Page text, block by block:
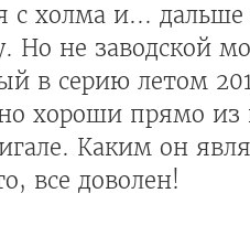
с холма и...
Но не заводской
в серию летом
хороши прямо
Каким он
все доволен!